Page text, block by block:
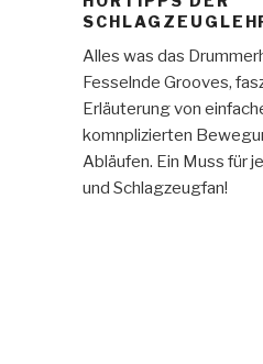
Alles was das
Fesselnde Grooves,
Erläuterung von
komnplizierten
Abläufen. Ein Muss für
und Schlagzeugfan!